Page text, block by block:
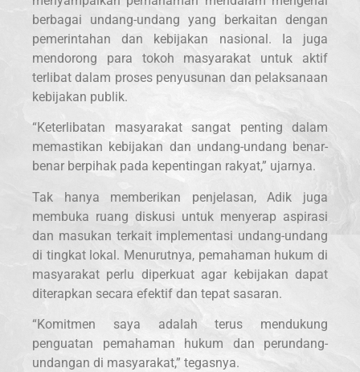
berbagai undang-undang yang berkaitan dengan
pemerintahan dan kebijakan nasional. Ia juga
mendorong para tokoh masyarakat untuk aktif
terlibat dalam proses penyusunan dan pelaksanaan
kebijakan publik.
“Keterlibatan masyarakat sangat penting dalam
memastikan kebijakan dan undang-undang benar-
benar berpihak pada kepentingan rakyat,” ujarnya.
Tak hanya memberikan penjelasan, Adik juga
membuka ruang diskusi untuk menyerap aspirasi
dan masukan terkait implementasi undang-undang
di tingkat lokal. Menurutnya, pemahaman hukum di
masyarakat perlu diperkuat agar kebijakan dapat
diterapkan secara efektif dan tepat sasaran.
“Komitmen saya adalah terus mendukung
penguatan pemahaman hukum dan perundang-
undangan di masyarakat,” tegasnya.